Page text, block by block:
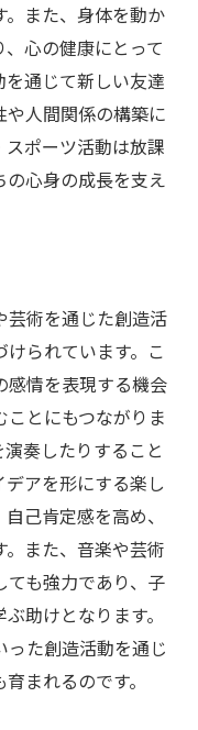
また、身体を動か
心の健康にとって
通じて新しい友達
人間関係の構築に
ポーツ活動は放課
心身の成長を支え
芸術を通じた創造活
られています。こ
感情を表現する機会
とにもつながりま
奏したりすること
アを形にする楽し
己肯定感を高め、
また、音楽や芸術
も強力であり、子
助けとなります。
た創造活動を通じ
まれるのです。